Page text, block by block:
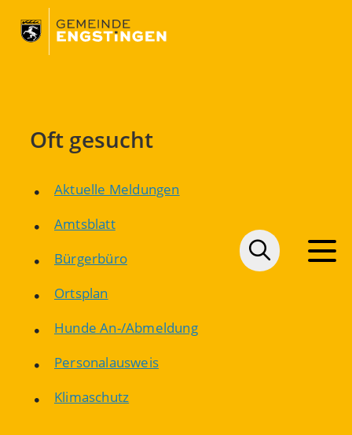
Oft gesucht
Aktuelle Meldungen
Amtsblatt
Bürgerbüro
Ortsplan
Hunde An-/Abmeldung
Personalausweis
Klimaschutz